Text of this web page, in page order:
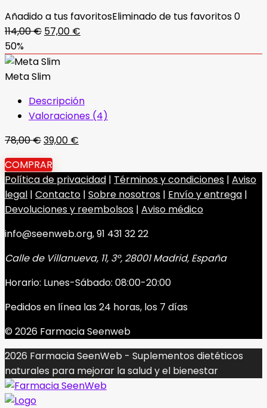
Añadido a tus favoritosEliminado de tus favoritos0
114,00€ El
original
era:
57,00 €
50%
Meta Slim
Descripción
Valoraciones (4)
78,00€El
precio
original
era:
78,00 €.
39,00 €
actual
es:
39,00 €.
COMPRAR
Política de privacidad | Términos y condiciones | Aviso
legal | Contacto | Sobre nosotros | Envío y entrega |
Devoluciones y reembolsos | Aviso médico
info@seenweb.org, 91 431 32 22
Calle de Villanueva, 11, 3º, 28001 Madrid, España
Horario: Lunes-Sábado: 08:00-20:00
Pedidos en línea las 24 horas, los 7 días
© 2026 Farmacia Seenweb
2026 Farmacia SeenWeb - Suplementos dietéticos
naturales para mejorar la salud y el bienestar